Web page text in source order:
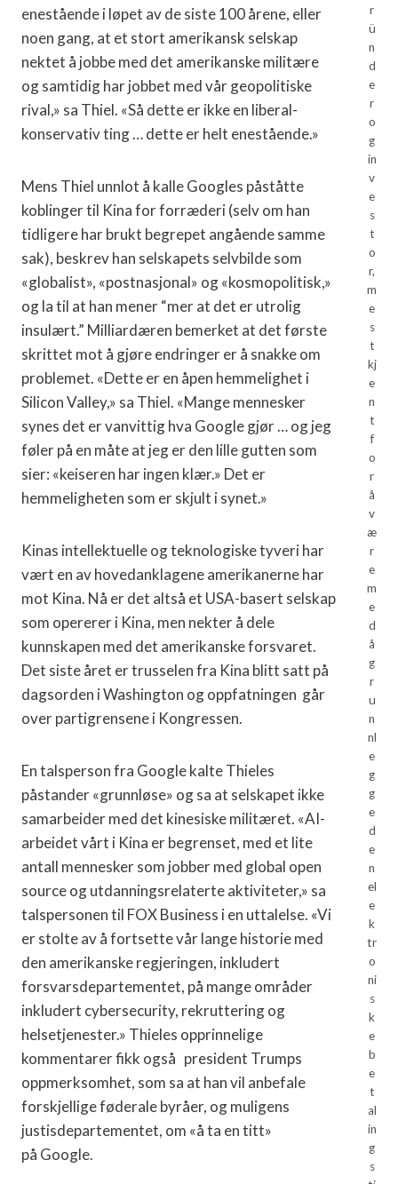
r
ü
n
d
e
r
o
g
in
v
e
s
t
o
r,
m
e
s
t
kj
e
n
t
f
o
r
å
v
æ
r
e
m
e
d
å
g
r
u
n
nl
e
g
g
e
d
e
n
el
e
k
tr
o
ni
s
k
e
b
e
t
al
in
g
s
enestående i løpet av de siste 100 årene, eller
noen gang, at et stort amerikansk selskap
nektet å jobbe med det amerikanske militære
og samtidig har jobbet med vår geopolitiske
rival,» sa Thiel. «Så dette er ikke en liberal-
konservativ ting … dette er helt enestående.»
Mens Thiel unnlot å kalle Googles påståtte
koblinger til Kina for forræderi (selv om han
tidligere har brukt begrepet angående samme
sak), beskrev han selskapets selvbilde som
«globalist», «postnasjonal» og «kosmopolitisk,»
og la til at han mener “mer at det er utrolig
insulært.” Milliardæren bemerket at det første
skrittet mot å gjøre endringer er å snakke om
problemet. «Dette er en åpen hemmelighet i
Silicon Valley,» sa Thiel. «Mange mennesker
synes det er vanvittig hva Google gjør … og jeg
føler på en måte at jeg er den lille gutten som
sier: «keiseren har ingen klær.» Det er
hemmeligheten som er skjult i synet.»
Kinas intellektuelle og teknologiske tyveri har
vært en av hovedanklagene amerikanerne har
mot Kina. Nå er det altså et USA-basert selskap
som opererer i Kina, men nekter å dele
kunnskapen med det amerikanske forsvaret.
Det siste året er trusselen fra Kina blitt satt på
dagsorden i Washington og oppfatningen går
over partigrensene i Kongressen.
En talsperson fra Google kalte Thieles
påstander «grunnløse» og sa at selskapet ikke
samarbeider med det kinesiske militæret. «AI-
arbeidet vårt i Kina er begrenset, med et lite
antall mennesker som jobber med global open
source og utdanningsrelaterte aktiviteter,» sa
talspersonen til FOX Business i en uttalelse. «Vi
er stolte av å fortsette vår lange historie med
den amerikanske regjeringen, inkludert
forsvarsdepartementet, på mange områder
inkludert cybersecurity, rekruttering og
helsetjenester.» Thieles opprinnelige
kommentarer fikk også president Trumps
oppmerksomhet, som sa at han vil anbefale
forskjellige føderale byråer, og muligens
justisdepartementet, om «å ta en titt»
på Google.